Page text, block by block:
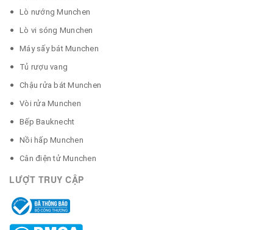
Lò nướng Munchen
Lò vi sóng Munchen
Máy sấy bát Munchen
Tủ rượu vang
Chậu rửa bát Munchen
Vòi rửa Munchen
Bếp Bauknecht
Nồi hấp Munchen
Cân điện tử Munchen
LƯỢT TRUY CẬP